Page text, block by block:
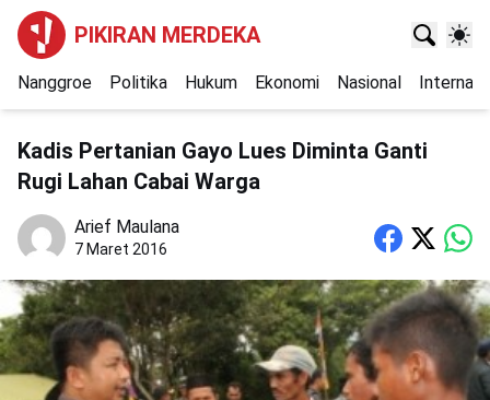
PIKIRAN MERDEKA
Nanggroe Politika Hukum Ekonomi Nasional
Kadis Pertanian Gayo Lues Diminta Ganti
Rugi Lahan Cabai Warga
Arief Maulana
7 Maret 2016